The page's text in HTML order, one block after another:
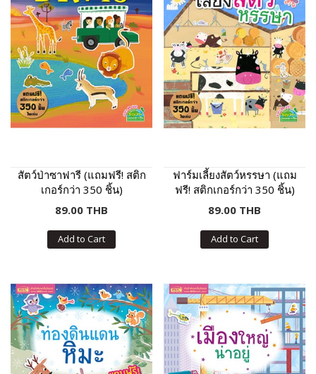
สัตว์ป่าซาฟารี (แถมฟรี! สติก
เกอร์กว่า 350 ชิ้น)
89.00 THB
Add to Cart
ฟาร์มเลี้ยงสัตว์หรรษา (แถม
ฟรี! สติกเกอร์กว่า 350 ชิ้น)
89.00 THB
Add to Cart